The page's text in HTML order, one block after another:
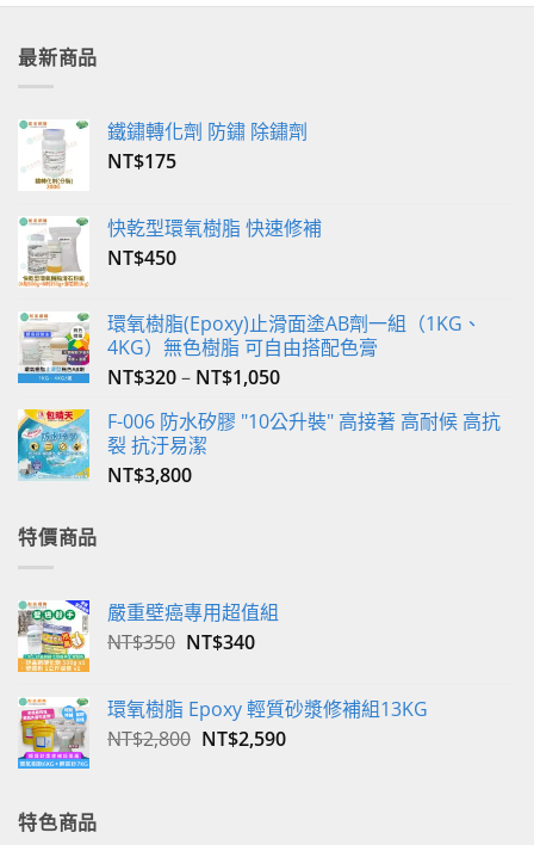
最新商品
鐵鏽轉化劑 防鏽 除鏽劑
NT$175
快乾型環氧樹脂 快速修補
NT$450
環氧樹脂(Epoxy)止滑面塗AB劑一組（1KG、
4KG）無色樹脂 可自由搭配色膏
NT$320– NT$1,050
F-006 防水矽膠 "10公升裝" 高接著 高耐候 高抗
裂 抗汙易潔
NT$3,800
特價商品
嚴重壁癌專用超值組
NT$350 原
格：
NT$350。
NT$340目
格：
NT$340。
環氧樹脂 Epoxy 輕質砂漿修補組13KG
NT$2,800 原
NT$2,590目
特色商品